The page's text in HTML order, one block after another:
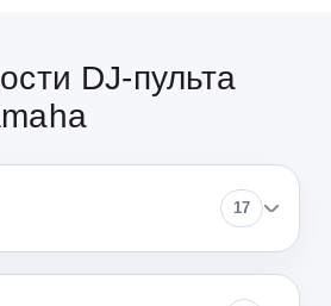
DJ-пульта
17